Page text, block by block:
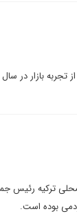
ترکیه رئیس
بوده است.